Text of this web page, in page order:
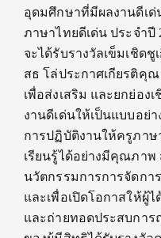
อุดมศึกษาที่มีผลงานดีเด่
ภาษาไทยดีเด่น ประจำปี
จะได้รับรางวัลเข็มเชิด
สธ โล่ประกาศเกียรติคุ
เพื่อส่งเสริม และยกย่อง
งานดีเด่นให้เป็นแบบอย่
การปฏิบัติงานให้ครูภา
เรียนรู้ได้อย่างมีคุณภาพ
นวัตกรรมการการจัดกา
และเพื่อเปิดโอกาสให้ผู้ไ
และถ่ายทอดประสบกา